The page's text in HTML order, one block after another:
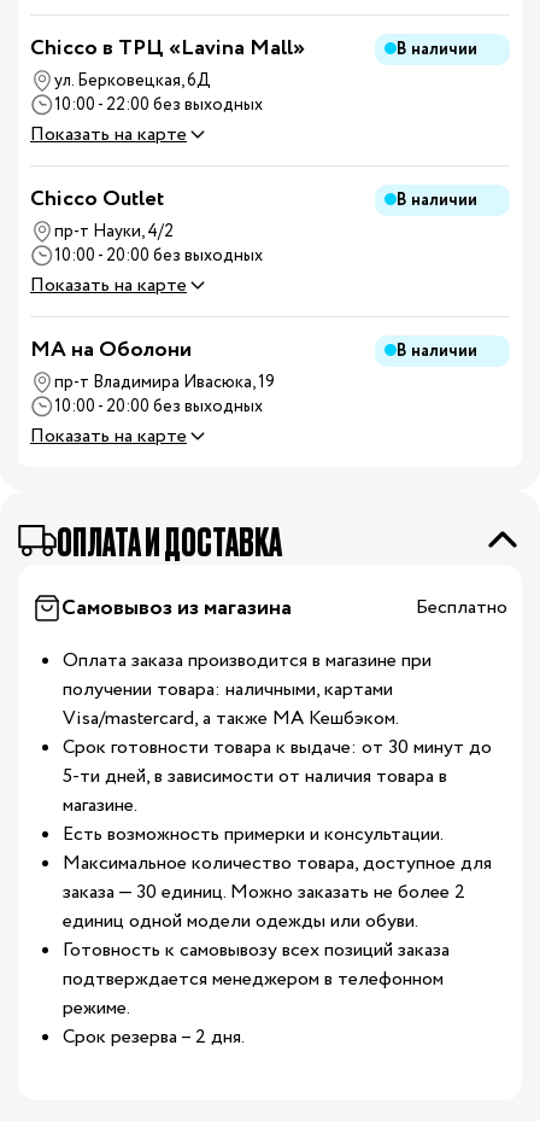
Chicco в ТРЦ «Lavina Mall»
В наличии
ул. Берковецкая, 6Д
10:00 - 22:00 без выходных
Показать на карте
Chicco Outlet
В наличии
пр-т Науки, 4/2
10:00 - 20:00 без выходных
Показать на карте
MA на Оболони
В наличии
пр-т Владимира Ивасюка, 19
10:00 - 20:00 без выходных
Показать на карте
ОПЛАТА И ДОСТАВКА
Самовывоз из магазина
Бесплатно
Оплата заказа производится в магазине при
получении товара: наличными, картами
Visa/mastercard, а также МА Кешбэком.
Срок готовности товара к выдаче: от 30 минут до
5-ти дней, в зависимости от наличия товара в
магазине.
Есть возможность примерки и консультации.
Максимальное количество товара, доступное для
заказа — 30 единиц. Можно заказать не более 2
единиц одной модели одежды или обуви.
Готовность к самовывозу всех позиций заказа
подтверждается менеджером в телефонном
режиме.
Срок резерва – 2 дня.